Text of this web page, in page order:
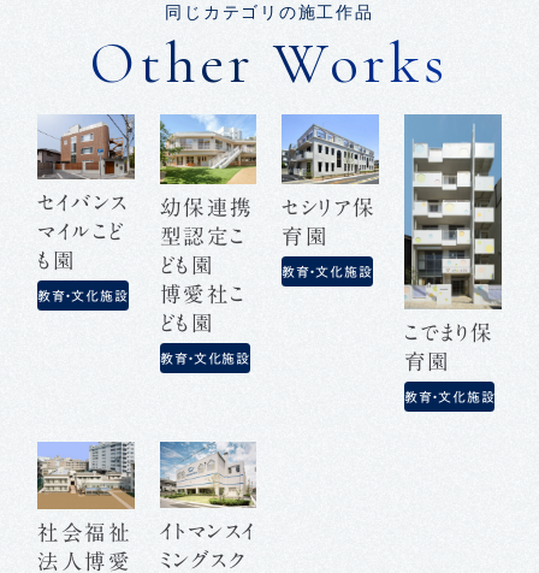
同じカテゴリの施工作品
Other Works
セイバンス
マイルこど
も園
教育・文化施設
幼保連携
型認定こ
ども園
博愛社こ
ども園
教育・文化施設
セシリア保
育園
教育・文化施設
こでまり保
育園
教育・文化施設
社会福祉
法人博愛
イトマンスイ
ミングスク